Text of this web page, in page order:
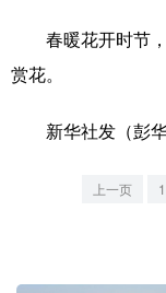
地方频道
辽宁
春暖花开时节，
赏花。
新华社发（彭华
上一页 1